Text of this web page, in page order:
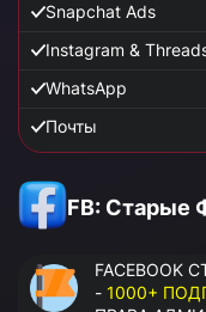
Snapchat Ads
Instagram &
WhatsApp
Почты
FB: Старые
FACEBOOK
- 1000+